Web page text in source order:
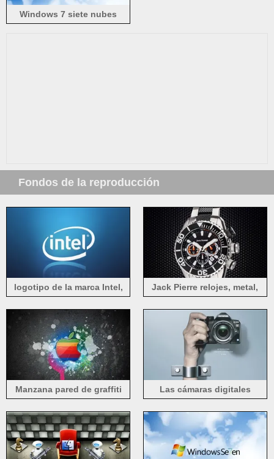
Windows 7 siete nubes
Fondos de la reproducción
logotipo de la marca Intel,
Jack Pierre relojes, metal,
Manzana pared de graffiti
Las cámaras digitales